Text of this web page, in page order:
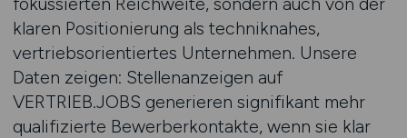
klaren Positionierung als techniknahes,
vertriebsorientiertes Unternehmen. Unsere
Daten zeigen: Stellenanzeigen auf
VERTRIEB.JOBS generieren signifikant mehr
qualifizierte Bewerberkontakte, wenn sie klar